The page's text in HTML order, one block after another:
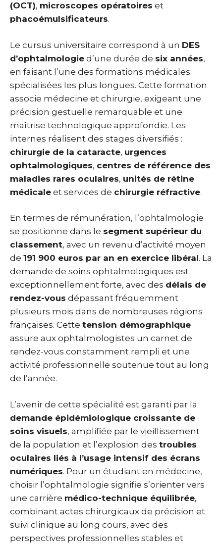
(OCT), microscopes opératoires et
phacoémulsificateurs.
Le cursus universitaire correspond à un DES
d’ophtalmologie d’une durée de six années,
en faisant l’une des formations médicales
spécialisées les plus longues. Cette formation
associe médecine et chirurgie, exigeant une
précision gestuelle remarquable et une
maîtrise technologique approfondie. Les
internes réalisent des stages diversifiés :
chirurgie de la cataracte, urgences
ophtalmologiques, centres de référence des
maladies rares oculaires, unités de rétine
médicale et services de chirurgie réfractive.
En termes de rémunération, l’ophtalmologie
se positionne dans le segment supérieur du
classement, avec un revenu d’activité moyen
de 191 900 euros par an en exercice libéral. La
demande de soins ophtalmologiques est
exceptionnellement forte, avec des délais de
rendez-vous dépassant fréquemment
plusieurs mois dans de nombreuses régions
françaises. Cette tension démographique
assure aux ophtalmologistes un carnet de
rendez-vous constamment rempli et une
activité professionnelle soutenue tout au long
de l’année.
L’avenir de cette spécialité est garanti par la
demande épidémiologique croissante de
soins visuels, amplifiée par le vieillissement
de la population et l’explosion des troubles
oculaires liés à l’usage intensif des écrans
numériques. Pour un étudiant en médecine,
choisir l’ophtalmologie signifie s’orienter vers
une carrière médico-technique équilibrée,
combinant actes chirurgicaux de précision et
suivi clinique au long cours, avec des
perspectives professionnelles stables et